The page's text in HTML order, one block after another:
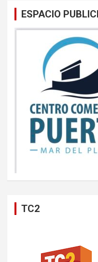
ESPACIO
TC2